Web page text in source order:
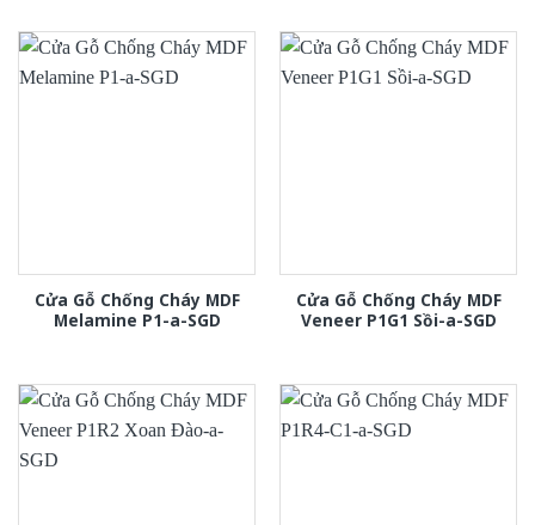
Cửa Gỗ Chống Cháy MDF
Melamine P1-a-SGD
Cửa Gỗ Chống Cháy MDF
Veneer P1G1 Sồi-a-SGD